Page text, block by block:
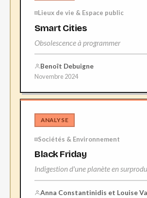
Lieux de vie & Espace public
Smart Cities
Obsolescence à programmer
Benoît Debuigne
Novembre 2024
ANALYSE
Sociétés & Environnement
Black Friday
Indigestion d'une planète en
Anna Constantinidis et Louise